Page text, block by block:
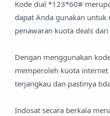
Kode dial *123*60#
dapat Anda gunakan untuk
penawaran kuota deals
Dengan menggunakan
memperoleh kuota
terjangkau dan pastinya
Indosat secara berkala